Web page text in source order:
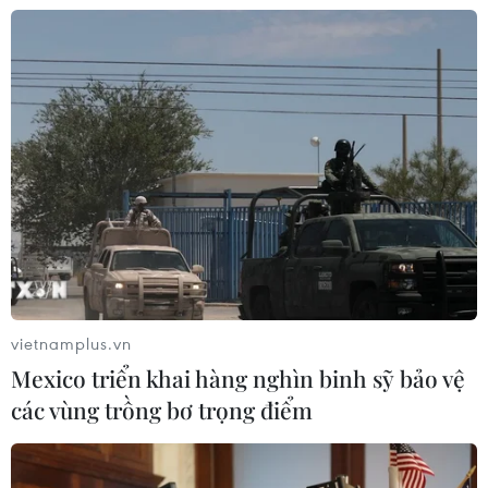
năm lẩn trốn
Khởi tố 16 đối tường trong đường dây
tổ chức đánh bạc trực tuyến quy mô
lớn
04/08/2026 09:30
Truy tố 2 cựu Viện trưởng Viện Pháp
y tâm thần Trung ương cùng 63 bị
can
04/08/2026 09:23
Xem thêm
vietnamplus.vn
Mexico triển khai hàng nghìn binh sỹ bảo vệ
các vùng trồng bơ trọng điểm